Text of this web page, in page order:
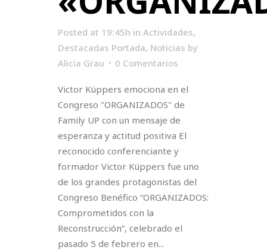
Posted at 19:45h in Actividades,
Destacadas Portada, Noticias by
Alicia Grau
0 Comentarios
Victor Küppers emociona en el
Congreso "ORGANIZADOS" de
Family UP con un mensaje de
esperanza y actitud positiva El
reconocido conferenciante y
formador Victor Küppers fue uno
de los grandes protagonistas del
Congreso Benéfico “ORGANIZADOS:
Comprometidos con la
Reconstrucción”, celebrado el
pasado 5 de febrero en...